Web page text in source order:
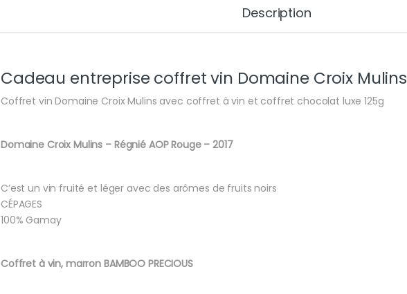
Description
Cadeau entreprise coffret vin Domaine Croix
Coffret vin Domaine Croix Mulins avec coffret à vin et coffret chocolat luxe 125g
Domaine Croix Mulins – Régnié AOP Rouge – 2017
C’est un vin fruité et léger avec des arômes de fruits noirs
CÉPAGES
100% Gamay
Coffret à vin, marron BAMBOO PRECIOUS